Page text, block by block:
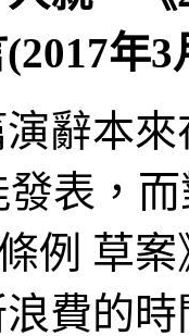
年3
辭本
表，
例 草
費的